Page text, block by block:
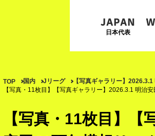
JAPAN
日本代表
TOP 国内 Jリーグ
【写真ギャラリー】
【写真・11枚目】【写真ギャラリー】2026.3.1 明治
【写真・11枚目】